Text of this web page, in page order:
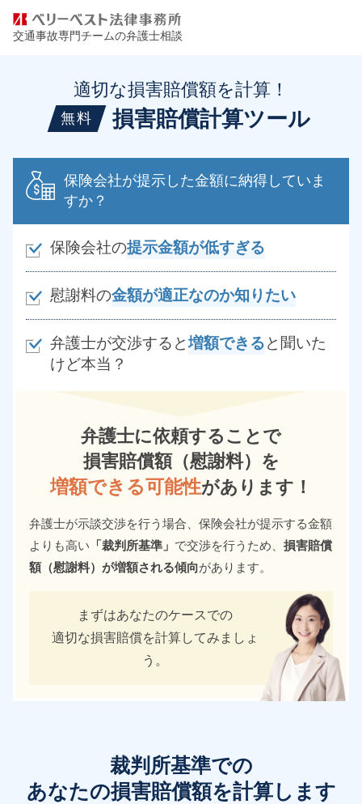
交通事故専門チームの弁護士相談
適切な損害賠償額を計算！
無料 損害賠償計算ツール
保険会社が提示した金額に納得していま
すか？
保険会社の提示金額が低すぎる
慰謝料の金額が適正なのか知りたい
弁護士が交渉すると増額できると聞いた
けど本当？
弁護士に依頼することで
損害賠償額（慰謝料）を
増額できる可能性があります！
弁護士が示談交渉を行う場合、保険会社が提示する金額
よりも高い 「裁判所基準」 で交渉を行うため、 損害賠償
額（慰謝料）が増額される傾向があります。
まずはあなたのケースでの
適切な損害賠償を計算してみましょ
う。
裁判所基準での
あなたの損害賠償額を計算します